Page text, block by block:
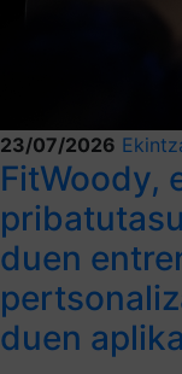
23/07/2026
FitWoody,
duen
duen